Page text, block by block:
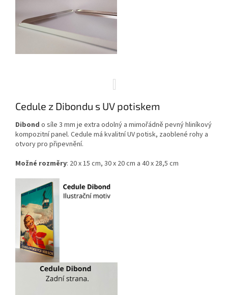
Cedule z Dibondu s UV potiskem
Dibond o síle 3 mm je extra odolný a mimořádně pevný hliníkový
kompozitní panel. Cedule má kvalitní UV potisk, zaoblené rohy a
otvory pro připevnění.
Možné rozměry: 20 x 15 cm, 30 x 20 cm a 40 x 28,5 cm